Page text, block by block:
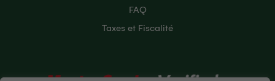
FAQ
Taxes et Fiscalité